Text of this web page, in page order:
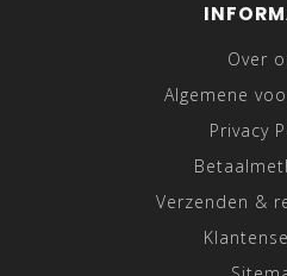
Over
Algemene
Privacy
Verzenden &